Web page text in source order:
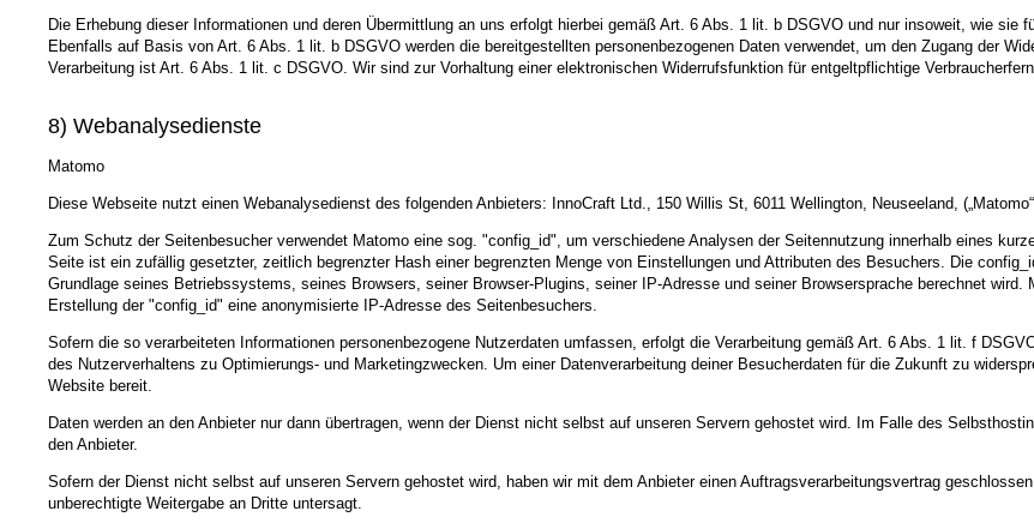
Die Erhebung dieser Informationen und deren Übermittlung an uns erfolgt hierbei gemäß Art. 6 Abs. 1 lit. b DSGVO und nur insoweit, wie sie
Ebenfalls auf Basis von Art. 6 Abs. 1 lit. b DSGVO werden die bereitgestellten personenbezogenen Daten verwendet, um den Zugang der
Verarbeitung ist Art. 6 Abs. 1 lit. c DSGVO. Wir sind zur Vorhaltung einer elektronischen Widerrufsfunktion für entgeltpflichtige
8) Webanalysedienste
Matomo
Diese Webseite nutzt einen Webanalysedienst des folgenden Anbieters: InnoCraft Ltd., 150 Willis St, 6011 Wellington, Neuseeland,
Zum Schutz der Seitenbesucher verwendet Matomo eine sog. "config_id", um verschiedene Analysen der Seitennutzung innerhalb eines
Seite ist ein zufällig gesetzter, zeitlich begrenzter Hash einer begrenzten Menge von Einstellungen und Attributen des Besuchers. Die
Grundlage seines Betriebssystems, seines Browsers, seiner Browser-Plugins, seiner IP-Adresse und seiner Browsersprache berechnet
Erstellung der "config_id" eine anonymisierte IP-Adresse des Seitenbesuchers.
Sofern die so verarbeiteten Informationen personenbezogene Nutzerdaten umfassen, erfolgt die Verarbeitung gemäß Art. 6 Abs. 1 lit. f
des Nutzerverhaltens zu Optimierungs- und Marketingzwecken. Um einer Datenverarbeitung deiner Besucherdaten für die Zukunft zu
Website bereit.
Daten werden an den Anbieter nur dann übertragen, wenn der Dienst nicht selbst auf unseren Servern gehostet wird. Im Falle des
den Anbieter.
Sofern der Dienst nicht selbst auf unseren Servern gehostet wird, haben wir mit dem Anbieter einen Auftragsverarbeitungsvertrag
unberechtigte Weitergabe an Dritte untersagt.